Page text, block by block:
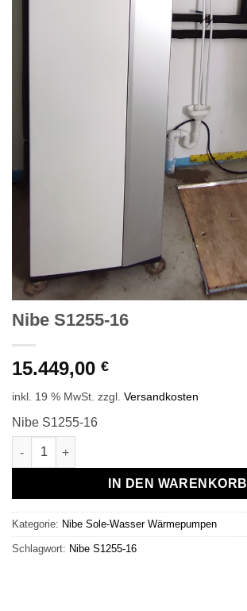
Nibe S1255-16
15.449,00 €
inkl. 19 % MwSt. zzgl. Versandkosten
Nibe S1255-16
Nibe S1255-16 Menge
IN DEN WARENKORB
Kategorie: Nibe Sole-Wasser Wärmepumpen
Schlagwort: Nibe S1255-16